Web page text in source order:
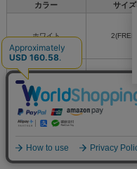
カラー サイズ
ホワイト 2(FREE)
返品についての詳細はこちら